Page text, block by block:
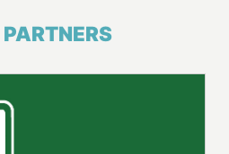
PARTNERS